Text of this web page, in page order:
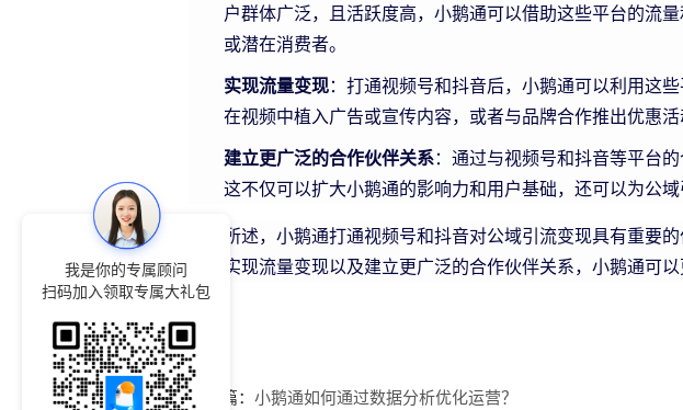
户群体广泛，且活跃度高，小鹅通可以借助这些平台的流
或潜在消费者。
实现流量变现：打通视频号和抖音后，小鹅通可以利用这
在视频中植入广告或宣传内容，或者与品牌合作推出优惠
建立更广泛的合作伙伴关系：通过与视频号和抖音等平台
这不仅可以扩大小鹅通的影响力和用户基础，还可以为公域
综上所述，小鹅通打通视频号和抖音对公域引流变现具有重
力、实现流量变现以及建立更广泛的合作伙伴关系，小鹅通可
上一篇： 小鹅通如何通过数据分析优化运营？
我是你的专属顾问
扫码加入领取专属大礼包